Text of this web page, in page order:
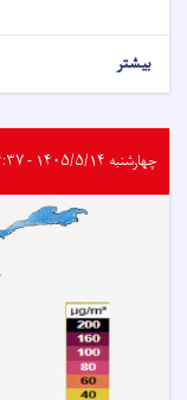
بیشتر
چهارشنبه ۱۴۰۵/۵/۱۴ - ۱۴:۳۷